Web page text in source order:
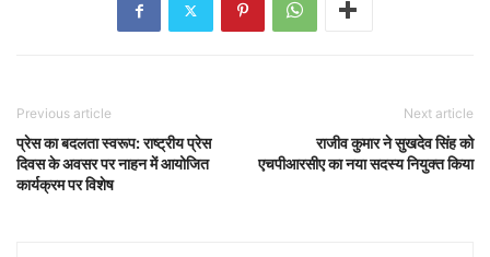
Previous article
प्रेस का बदलता स्वरूप: राष्ट्रीय प्रेस
दिवस के अवसर पर नाहन में आयोजित
कार्यक्रम पर विशेष
Next article
राजीव कुमार ने सुखदेव सिंह को
एचपीआरसीए का नया सदस्य नियुक्त किया